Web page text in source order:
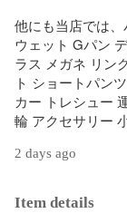
他にも当店では
ウェット Gパン
ラス メガネ リン
ト ショートパン
カー トレシュー
輪 アクセサリー
エスニック 民族
ン 羽織 ダウンジ
2 days ago
Item details